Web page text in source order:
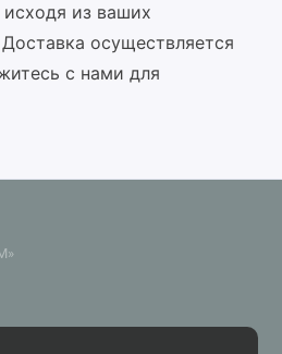
из ваших
осуществляется
с нами для